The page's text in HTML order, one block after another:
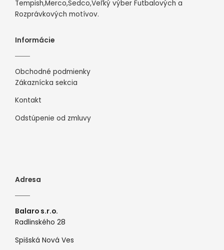
Tempish,Merco,Sedco,Veľký výber Futbalových a
Rozprávkových motívov.
Informácie
Obchodné podmienky
Zákaznícka sekcia
Kontakt
Odstúpenie od zmluvy
Adresa
Balaro s.r.o.
Radlinského 28
Spišská Nová Ves